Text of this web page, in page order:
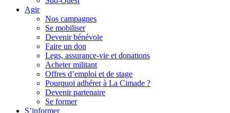
Agir
Nos campagnes
Se mobiliser
Devenir bénévole
Faire un don
Legs, assurance-vie et donations
Acheter militant
Offres d’emploi et de stage
Pourquoi adhérer à La Cimade ?
Devenir partenaire
Se former
S’informer